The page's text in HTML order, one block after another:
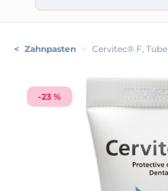
< Zahnpasten > Cervitec® F, Tube
-23 %